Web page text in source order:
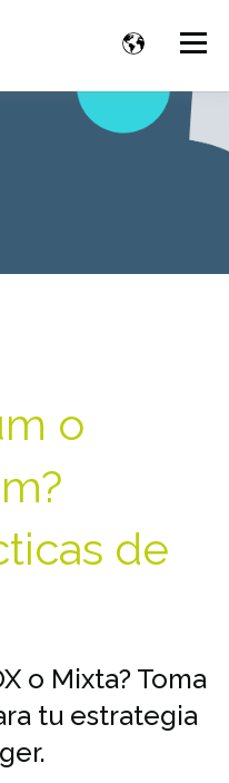
o
de
o Mixta? Toma
tu estrategia